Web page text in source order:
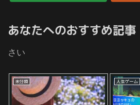
あなたへのおすすめ記事
さい
未分類 人生ゲーム